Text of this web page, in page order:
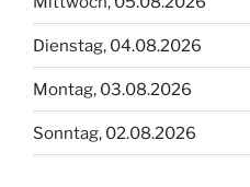
Dienstag, 04.08.2026
Montag, 03.08.2026
Sonntag, 02.08.2026